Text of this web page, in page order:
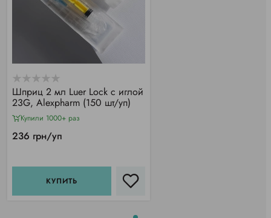
Шприц 2 мл Luer Lock с иглой
23G, Alexpharm (150 шт/уп)
Купили 1000+ раз
236 грн/уп
КУПИТЬ